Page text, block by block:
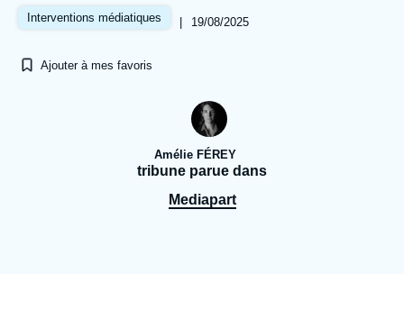
Se connecter
À propos de l'Ifri
Proche-Orient
Interventions médiatiques | 19/08/2025
Ajouter à mes favoris
Amélie FÉREY
tribune parue dans
Mediapart